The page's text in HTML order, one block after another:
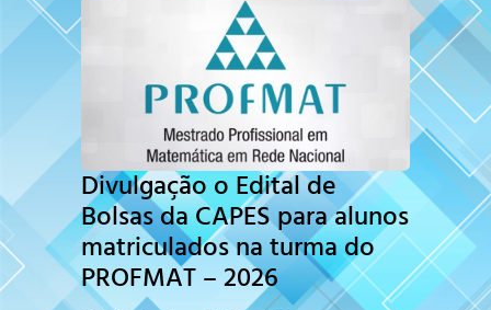
Divulgação o Edital de
Bolsas da CAPES para alunos
matriculados na turma do
PROFMAT – 2026